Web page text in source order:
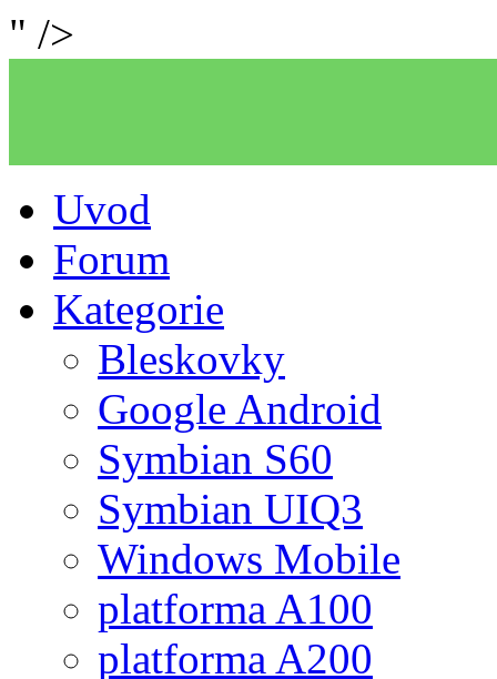
" />
Uvod
Forum
Kategorie
Bleskovky
Google Android
Symbian S60
Symbian UIQ3
Windows Mobile
platforma A100
platforma A200